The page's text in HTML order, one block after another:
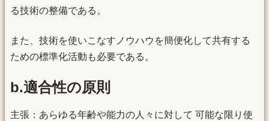
る技術の整備である。
また、技術を使いこなすノウハウを簡便化して共有する
ための標準化活動も必要である。
b.適合性の原則
主張：あらゆる年齢や能力の人々に対して 可能な限り使